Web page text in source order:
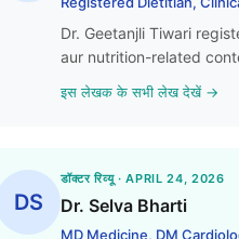
Dr. Geetanjli Tiwari
aur nutrition-related
इस लेखक के सभी लेख देखें →
DS
डॉक्टर रिव्यू · APRIL 24, 2026
Dr. Selva Bharti
MD Medicine, DM